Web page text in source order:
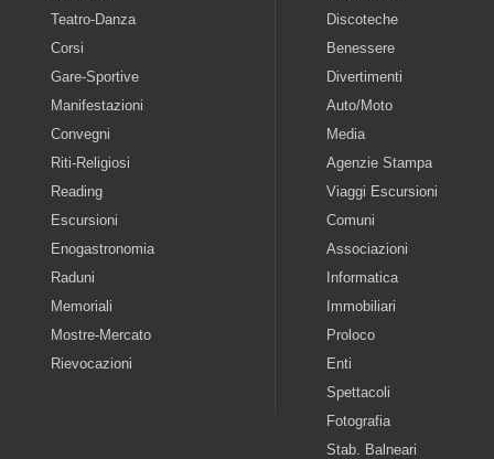
Teatro-Danza
Corsi
Gare-Sportive
Manifestazioni
Convegni
Riti-Religiosi
Reading
Escursioni
Enogastronomia
Raduni
Memoriali
Mostre-Mercato
Rievocazioni
Discoteche
Benessere
Divertimenti
Auto/Moto
Media
Agenzie Stampa
Viaggi Escursioni
Comuni
Associazioni
Informatica
Immobiliari
Proloco
Enti
Spettacoli
Fotografia
Stab. Balneari